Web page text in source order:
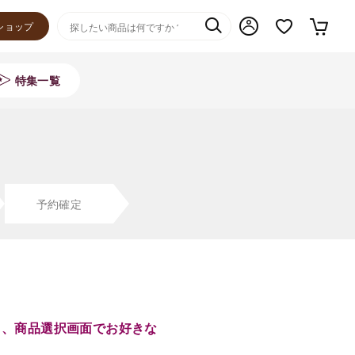
ョップ
特集一覧
予約確定
商品選択画面でお好きな